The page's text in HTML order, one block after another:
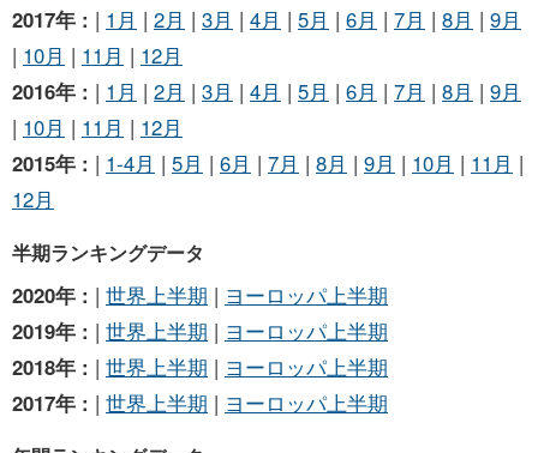
2017年 : | 1月 | 2月 | 3月 | 4月 | 5月 | 6月 | 7月 | 8月 | 9月
| 10月 | 11月 | 12月
2016年 : | 1月 | 2月 | 3月 | 4月 | 5月 | 6月 | 7月 | 8月 | 9月
| 10月 | 11月 | 12月
2015年 : | 1-4月 | 5月 | 6月 | 7月 | 8月 | 9月 | 10月 | 11月 |
12月
半期ランキングデータ
2020年 : | 世界上半期 | ヨーロッパ上半期
2019年 : | 世界上半期 | ヨーロッパ上半期
2018年 : | 世界上半期 | ヨーロッパ上半期
2017年 : | 世界上半期 | ヨーロッパ上半期